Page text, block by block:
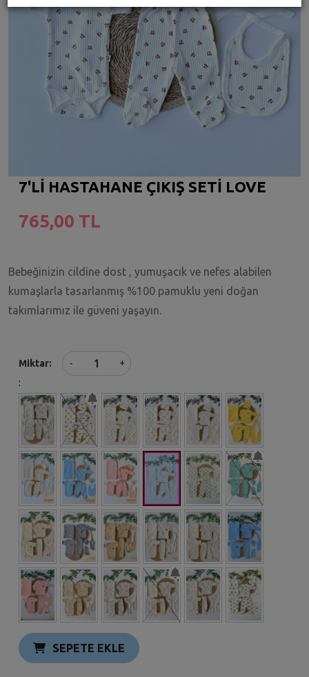
7'Lİ HASTAHANE ÇIKIŞ SETİ LOVE
765,00 TL
Bebeğinizin cildine dost , yumuşacık ve nefes alabilen
kumaşlarla tasarlanmış %100 pamuklu yeni doğan
takımlarımız ile güveni yaşayın.
Miktar -
+
:
SEPETE EKLE